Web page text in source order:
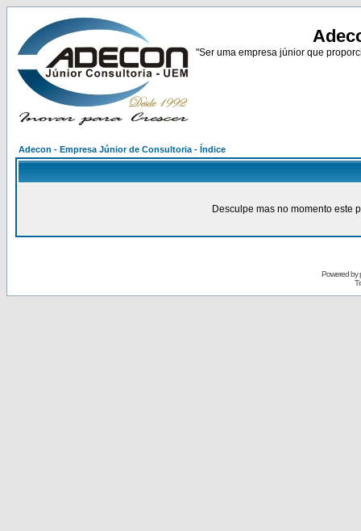
"Ser uma empresa júnior que
Adecon - Empresa Júnior de Consultoria - Índice
Desculpe mas no momento este
Powered by